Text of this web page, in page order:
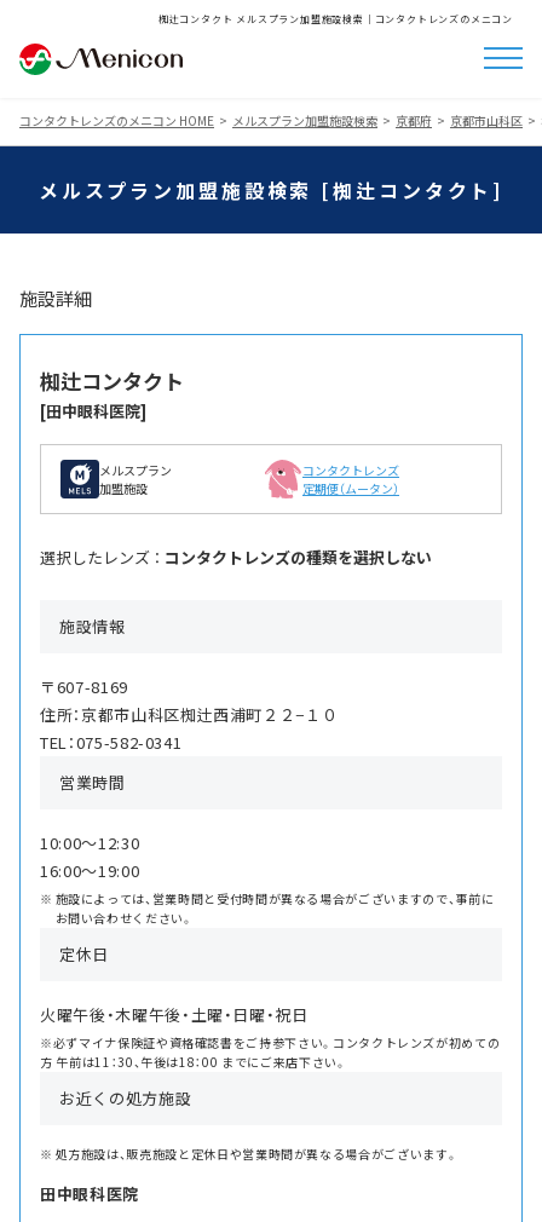
椥辻コンタクト メルスプラン加盟施設検索│コンタクトレンズのメニコン
コンタクトレンズのメニコン HOME メルスプラン加盟施設検索 京都府 京都市山科区
メルスプラン加盟施設検索 [椥辻コンタクト]
施設詳細
椥辻コンタクト
[田中眼科医院]
メルスプラン
加盟施設
コンタクトレンズ
定期便（ムータン）
選択したレンズ ： コンタクトレンズの種類を選択しない
施設情報
〒607-8169
住所：京都市山科区椥辻西浦町２２−１０
TEL：075-582-0341
営業時間
10:00〜12:30
16:00〜19:00
施設によっては、営業時間と受付時間が異なる場合がございますので、事前に
お問い合わせください。
定休日
火曜午後・木曜午後・土曜・日曜・祝日
※必ずマイナ保険証や資格確認書をご持参下さい。コンタクトレンズが初めての
方 午前は11：30、午後は18：00 までにご来店下さい。
お近くの処方施設
処方施設は、販売施設と定休日や営業時間が異なる場合がございます。
田中眼科医院